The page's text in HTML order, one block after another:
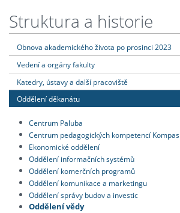
Struktura a historie
Obnova akademického života po prosinci 2023
Vedení a orgány fakulty
Katedry, ústavy a další pracoviště
Oddělení děkanátu
Centrum Paluba
Centrum pedagogických kompetencí Kompas
Ekonomické oddělení
Oddělení informačních systémů
Oddělení komerčních programů
Oddělení komunikace a marketingu
Oddělení správy budov a investic
Oddělení vědy